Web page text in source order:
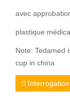
avec
plastique
Note: Tedamed
cup in china
Interrogation